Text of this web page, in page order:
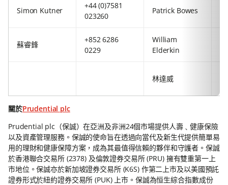
Simon Kutner
+44 (0)7581
023260
Patrick Bowes
蘇睿鋒
+852 6286
0229
William
Elderkin
林達威
關於Prudential plc
Prudential plc（保誠）在亞洲及非洲24個市場提供人壽﹑健康保險
以及資產管理服務。保誠的使命旨在透過向當代及新生代提供簡單易
用的理財和健康保障方案，成為其最值得信賴的夥伴和守護者。保誠
於香港聯合交易所 (2378) 及倫敦證券交易所 (PRU) 擁有雙重第一上
市地位。保誠亦於新加坡證券交易所 (K6S) 作第二上市及以美國預託
證券形式於紐約證券交易所 (PUK) 上市。保誠為恒生綜合指數成份